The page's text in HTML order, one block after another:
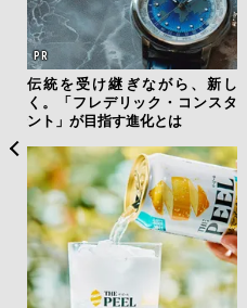
伝統を受け継ぎながら、新し
く。「フレデリック・コンスタ
ント」が目指す進化とは